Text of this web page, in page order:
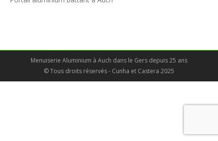
Menuiserie Aluminium à Auch dans le Gers depuis 25 ans
© Tous droits réservés - Cunha et Castera 2025